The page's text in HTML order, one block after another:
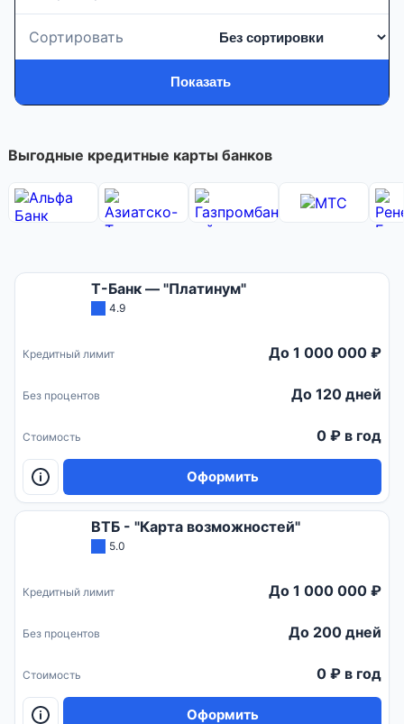
Сортировать
Показать
Выгодные кредитные карты банков
Т-Банк — "Платинум"
4.9
Кредитный лимит До 1 000 000 ₽
Без процентов До 120 дней
Стоимость 0 ₽ в год
Оформить
ВТБ - "Карта возможностей"
5.0
Кредитный лимит До 1 000 000 ₽
Без процентов До 200 дней
Стоимость 0 ₽ в год
Оформить